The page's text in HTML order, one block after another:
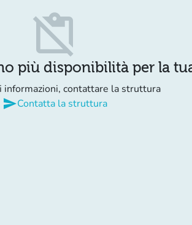
content_paste_off
più disponibilità per la
informazioni, contattare la struttura
sendContatta la struttura